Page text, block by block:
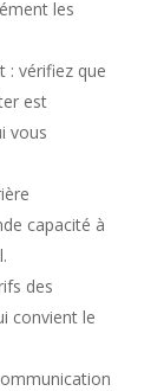
les
: vérifiez que
est
vous
capacité à
des
convient le